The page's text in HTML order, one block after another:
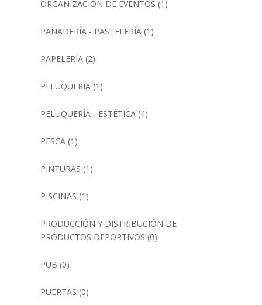
ORGANIZACIÓN DE EVENTOS (1)
PANADERÍA - PASTELERÍA(1)
PAPELERÍA(2)
PELUQUERÍA(1)
PELUQUERÍA - ESTÉTICA(4)
PESCA(1)
PINTURAS (1)
PISCINAS (1)
PRODUCCIÓN Y DISTRIBUCIÓN DE
PRODUCTOS DEPORTIVOS (0)
PUB (0)
PUERTAS (0)